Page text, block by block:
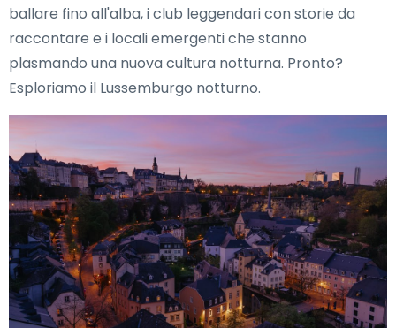
ballare fino all'alba, i club leggendari con storie da
raccontare e i locali emergenti che stanno
plasmando una nuova cultura notturna. Pronto?
Esploriamo il Lussemburgo notturno.